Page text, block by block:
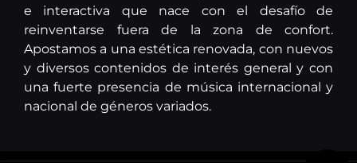
e interactiva que nace con el desafío de
reinventarse fuera de la zona de confort.
Apostamos a una estética renovada, con nuevos
y diversos contenidos de interés general y con
una fuerte presencia de música internacional y
nacional de géneros variados.